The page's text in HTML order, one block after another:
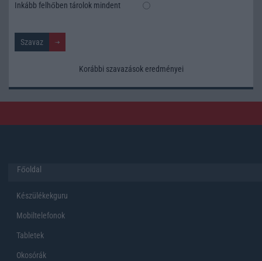
Inkább felhőben tárolok mindent
Korábbi szavazások eredményei
Főoldal
Készülékekguru
Mobiltelefonok
Tabletek
Okosórák